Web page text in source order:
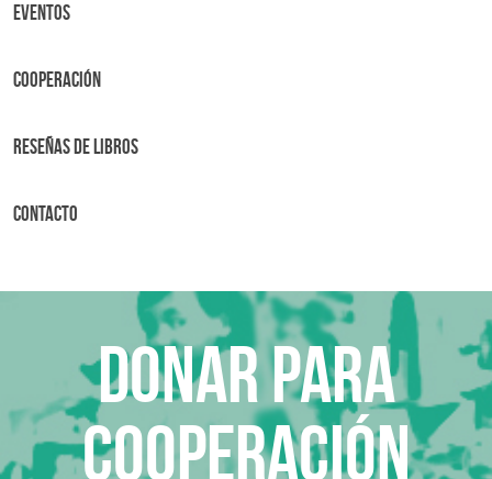
Eventos
Cooperación
Reseñas de libros
Contacto
Donar para
Cooperación